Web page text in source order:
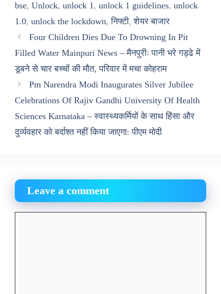
bse, Unlock, unlock 1, unlock 1 guidelines, unlock
1.0, unlock the lockdown,निफ्टी,शेयर बाजार
Four Children Dies Due To Drowning In Pit
Filled Water Mainpuri News – मैनपुरीः पानी भरे गड्ढे में
डूबने से चार बच्चों की मौत, परिवार में मचा कोहराम
Pm Narendra Modi Inaugurates Silver Jubilee
Celebrations Of Rajiv Gandhi University Of Health
Sciences Karnataka – स्वास्थ्यकर्मियों के साथ हिंसा और
दुर्व्यवहार को बर्दाश्त नहीं किया जाएगा: पीएम मोदी
Leave a comment